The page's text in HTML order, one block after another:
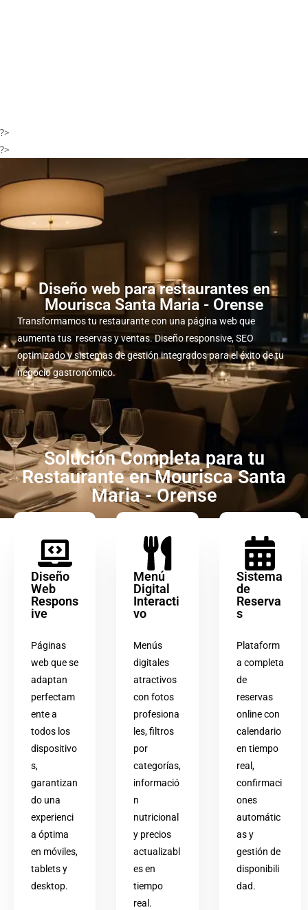
?>
?>
Diseño web para restaurantes en
Mourisca Santa Maria - Orense
Transformamos tu restaurante con una página web que
aumenta tus reservas y ventas. Diseño responsive, SEO
optimizado y sistemas de gestión integrados para el éxito de tu
negocio gastronómico.
Solución Completa para tu
Restaurante en Mourisca Santa
Maria - Orense
Diseño
Web
Respons
ive
Páginas
web que se
adaptan
perfectam
ente a
todos los
dispositivo
s,
garantizan
do una
experienci
a óptima
en móviles,
tablets y
desktop.
Menú
Digital
Interacti
vo
Menús
digitales
atractivos
con fotos
profesiona
les, filtros
por
categorías,
informació
n
nutricional
y precios
actualizabl
es en
tiempo
real.
Sistema
de
Reserva
s
Plataform
a completa
de
reservas
online con
calendario
en tiempo
real,
confirmaci
ones
automátic
as y
gestión de
disponibili
dad.